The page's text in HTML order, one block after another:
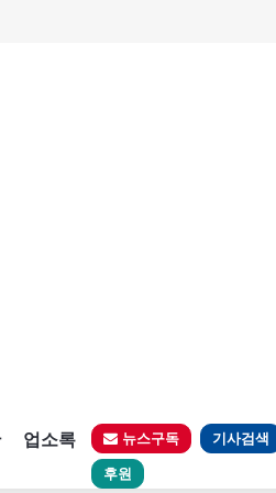
업소록 뉴스구독 기사검색
후원